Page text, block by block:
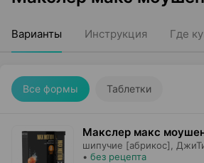
Варианты Инструкция Где
Все формы Таблетки
Макслер макс
шипучие [абрикос],
• без рецепта